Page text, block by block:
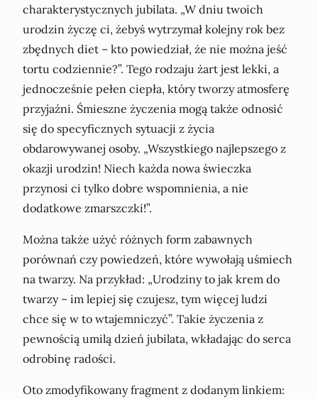
charakterystycznych jubilata. „W dniu twoich
urodzin życzę ci, żebyś wytrzymał kolejny rok bez
zbędnych diet – kto powiedział, że nie można jeść
tortu codziennie?”. Tego rodzaju żart jest lekki, a
jednocześnie pełen ciepła, który tworzy atmosferę
przyjaźni. Śmieszne życzenia mogą także odnosić
się do specyficznych sytuacji z życia
obdarowywanej osoby. „Wszystkiego najlepszego z
okazji urodzin! Niech każda nowa świeczka
przynosi ci tylko dobre wspomnienia, a nie
dodatkowe zmarszczki!”.
Można także użyć różnych form zabawnych
porównań czy powiedzeń, które wywołają uśmiech
na twarzy. Na przykład: „Urodziny to jak krem do
twarzy – im lepiej się czujesz, tym więcej ludzi
chce się w to wtajemniczyć”. Takie życzenia z
pewnością umilą dzień jubilata, wkładając do serca
odrobinę radości.
Oto zmodyfikowany fragment z dodanym linkiem: